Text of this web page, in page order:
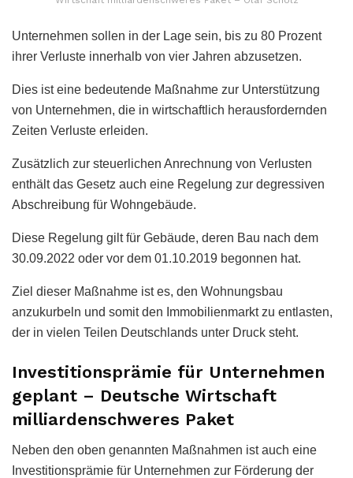
Unternehmen sollen in der Lage sein, bis zu 80 Prozent
ihrer Verluste innerhalb von vier Jahren abzusetzen.
Dies ist eine bedeutende Maßnahme zur Unterstützung
von Unternehmen, die in wirtschaftlich herausfordernden
Zeiten Verluste erleiden.
Zusätzlich zur steuerlichen Anrechnung von Verlusten
enthält das Gesetz auch eine Regelung zur degressiven
Abschreibung für Wohngebäude.
Diese Regelung gilt für Gebäude, deren Bau nach dem
30.09.2022 oder vor dem 01.10.2019 begonnen hat.
Ziel dieser Maßnahme ist es, den Wohnungsbau
anzukurbeln und somit den Immobilienmarkt zu entlasten,
der in vielen Teilen Deutschlands unter Druck steht.
Investitionsprämie für Unternehmen
geplant – Deutsche Wirtschaft
milliardenschweres Paket
Neben den oben genannten Maßnahmen ist auch eine
Investitionsprämie für Unternehmen zur Förderung der